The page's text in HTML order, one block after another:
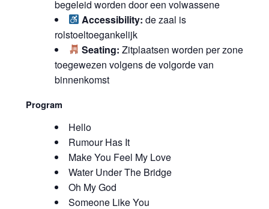
begeleid worden door een volwassene
Accessibility: de zaal is
rolstoeltoegankelijk
Seating: Zitplaatsen worden per zone
toegewezen volgens de volgorde van
binnenkomst
Program
Hello
Rumour Has It
Make You Feel My Love
Water Under The Bridge
Oh My God
Someone Like You